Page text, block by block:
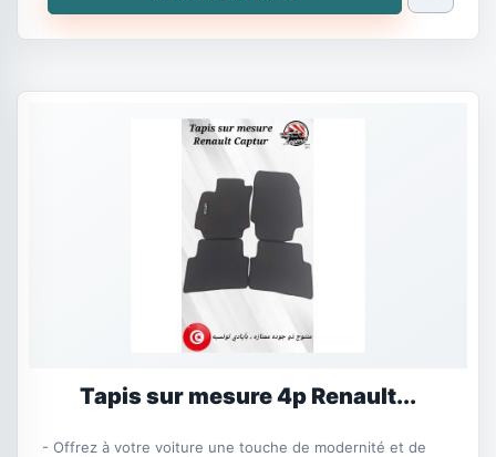
Tapis sur mesure 4p Renault...
- Offrez à votre voiture une touche de modernité et de